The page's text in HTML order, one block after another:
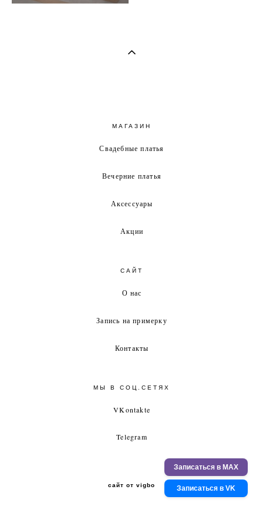
Записаться в MAX
Записаться в VK
МАГАЗИН
Свадебные платья
Вечерние платья
Аксессуары
Акции
САЙТ
О нас
Запись на примерку
Контакты
МЫ В СОЦ.СЕТЯХ
VKontakte
Telegram
сайт от vigbo